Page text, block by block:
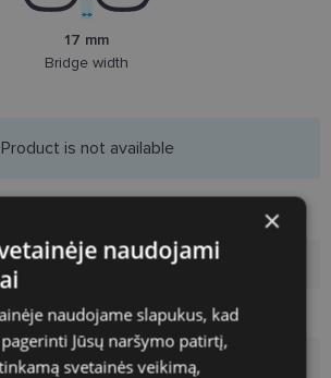
17 mm
Bridge width
POLICE
48-17
S
Product is not available
×
naudojami
naudojame slapukus, kad
Jūsų naršymo patirtį,
svetainės veikimą,